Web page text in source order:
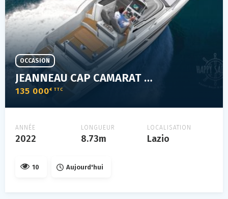
JEANNEAU CAP CAMARAT 9.0 WA
135 000€ TTC
OCCASION
ANNÉE
2022
LONGUEUR
8.73m
LOCALISATION
Lazio
10 Aujourd'hui